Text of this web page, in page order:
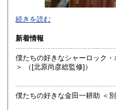
追分コロニーは「豊かな暮らし
屋」です。人が精神的に豊か
的「衣・食・住、アート、音
済、社会、哲学、政治」 等の
続きを読む
新着情報
僕たちの好きなシャーロック
＞ （[北原尚彦総監修]）
僕たちの好きな金田一耕助 ＜